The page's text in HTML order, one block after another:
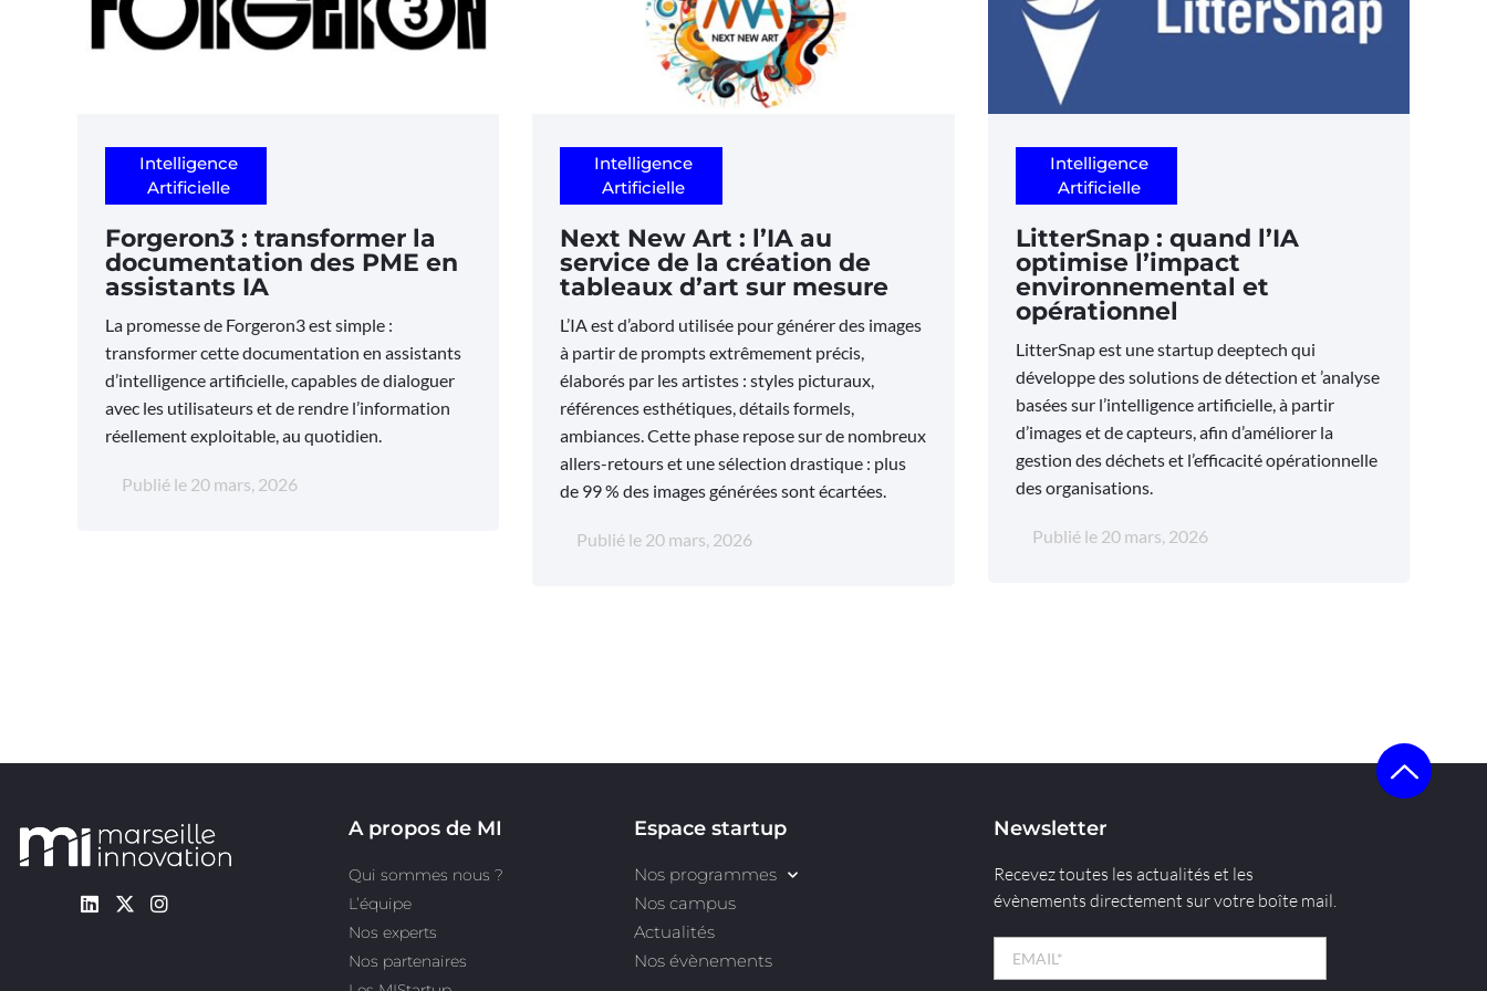
Intelligence
Artificielle
Forgeron3 : transformer la
documentation des PME en
assistants IA
La promesse de Forgeron3 est simple :
transformer cette documentation en assistants
d’intelligence artificielle, capables de dialoguer
avec les utilisateurs et de rendre l’information
réellement exploitable, au quotidien.
Publié le 20 mars, 2026
Intelligence
Artificielle
Next New Art : l’IA au
service de la création de
tableaux d’art sur mesure
L’IA est d’abord utilisée pour générer des images
à partir de prompts extrêmement précis,
élaborés par les artistes : styles picturaux,
références esthétiques, détails formels,
ambiances. Cette phase repose sur de nombreux
allers-retours et une sélection drastique : plus
de 99 % des images générées sont écartées.
Publié le 20 mars, 2026
Intelligence
Artificielle
LitterSnap : quand l’IA
optimise l’impact
environnemental et
opérationnel
LitterSnap est une startup deeptech qui
développe des solutions de détection et ’analyse
basées sur l’intelligence artificielle, à partir
d’images et de capteurs, afin d’améliorer la
gestion des déchets et l’efficacité opérationnelle
des organisations.
Publié le 20 mars, 2026
A propos de MI
Qui sommes nous ?
L’équipe
Nos experts
Nos partenaires
Espace startup
Nos programmes
Nos campus
Actualités
Nos évènements
Newsletter
Recevez toutes les actualités et les
évènements directement sur votre boîte mail.